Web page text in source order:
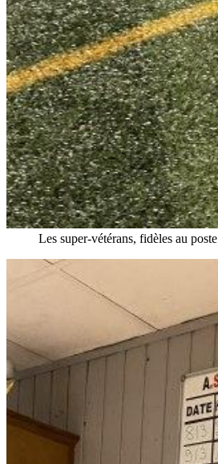
Les super-vétérans, fidèles au poste